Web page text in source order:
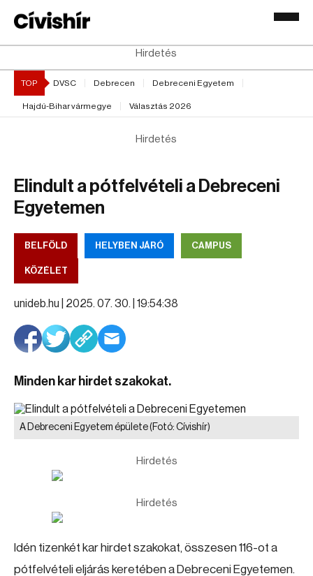
Hirdetés
TOP DVSC Debrecen Debreceni Egyetem
Hajdú-Bihar vármegye Választás 2026
Hirdetés
Elindult a pótfelvételi a Debreceni
Egyetemen
BELFÖLD HELYBEN JÁRÓ CAMPUS
KÖZÉLET
unideb.hu | 2025. 07. 30. | 19:54:38
Minden kar hirdet szakokat.
A Debreceni Egyetem épülete(Fotó: Cívishír)
Hirdetés
Hirdetés
Idén tizenkét kar hirdet szakokat, összesen 116-ot a
pótfelvételi eljárás keretében a Debreceni Egyetemen.